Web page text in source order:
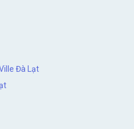
Đà Lạt